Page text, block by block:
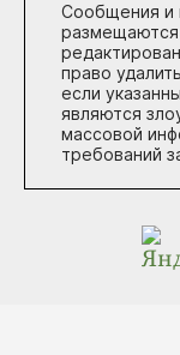
Сообщения и
размещаются
право
если
являются
массовой
требований